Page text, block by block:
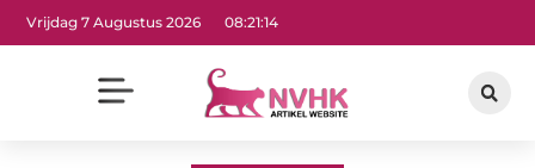
Vrijdag 7 Augustus 2026 08:21:14